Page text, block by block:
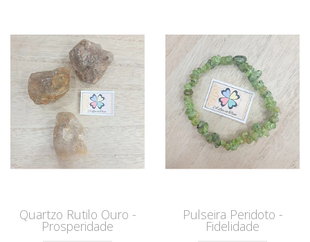
Quartzo Rutilo Ouro -
Prosperidade
Pulseira Peridoto -
Fidelidade